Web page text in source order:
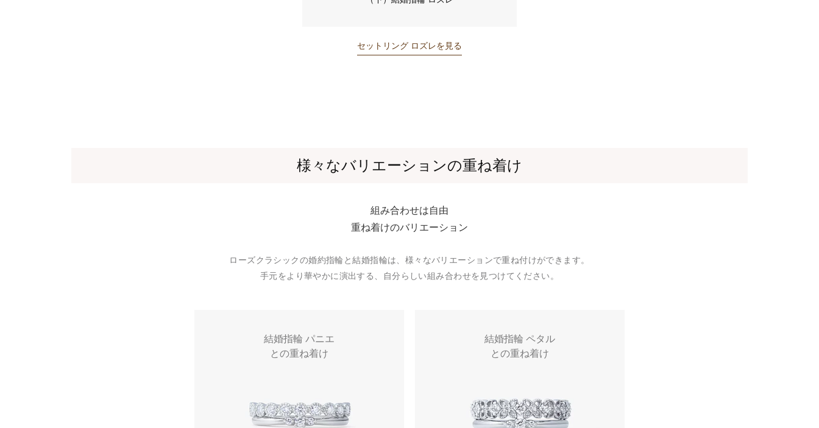
セットリング ロズレを見る
様々なバリエーションの重ね着け
組み合わせは自由
重ね着けのバリエーション
結婚指輪 パニエ
との重ね着け
結婚指輪 ペタル
との重ね着け
ローズクラシックの婚約指輪と結婚指輪は、様々なバリエーションで重ね付けができます。
手元をより華やかに演出する、自分らしい組み合わせを見つけてください。